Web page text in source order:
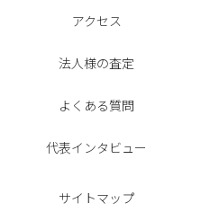
アクセス
法人様の査定
よくある質問
代表インタビュー
サイトマップ